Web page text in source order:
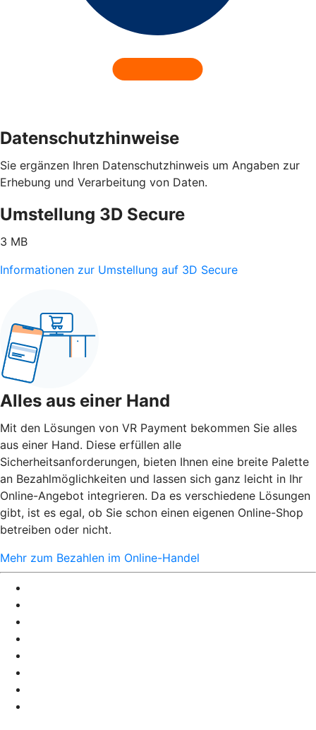
Datenschutzhinweise
Sie ergänzen Ihren Datenschutzhinweis um Angaben zur
Erhebung und Verarbeitung von Daten.
Umstellung 3D Secure
3 MB
Informationen zur Umstellung auf 3D Secure
Alles aus einer Hand
Mit den Lösungen von VR Payment bekommen Sie alles
aus einer Hand. Diese erfüllen alle
Sicherheitsanforderungen, bieten Ihnen eine breite Palette
an Bezahlmöglichkeiten und lassen sich ganz leicht in Ihr
Online-Angebot integrieren. Da es verschiedene Lösungen
gibt, ist es egal, ob Sie schon einen eigenen Online-Shop
betreiben oder nicht.
Mehr zum Bezahlen im Online-Handel